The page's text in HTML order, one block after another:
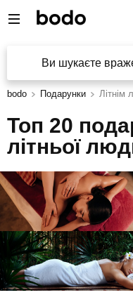
Ви шукаєте
bodo Подарунки Літнім
Топ 20
літньої